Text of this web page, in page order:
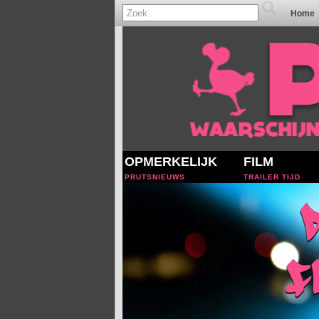
Home
OPMERKELIJK
PRUTSNIEUWS
FILM
TRAILER TIJD